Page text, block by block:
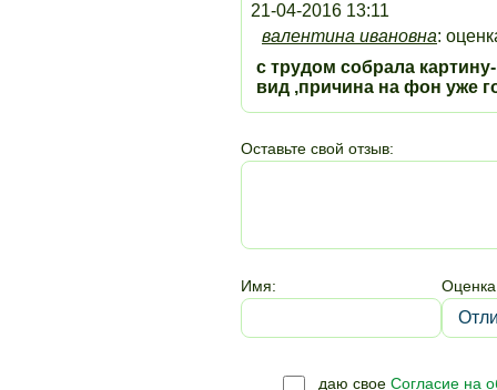
21-04-2016 13:11
валентина ивановна:
с трудом собрала
вид ,причина на фон уже
Оставьте свой отзыв:
Имя:
даю свое Согласие на